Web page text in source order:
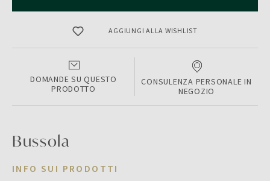
AGGIUNGI ALLA WISHLIST
DOMANDE SU QUESTO
PRODOTTO
CONSULENZA PERSONALE IN
NEGOZIO
Bussola
INFO SUI PRODOTTI